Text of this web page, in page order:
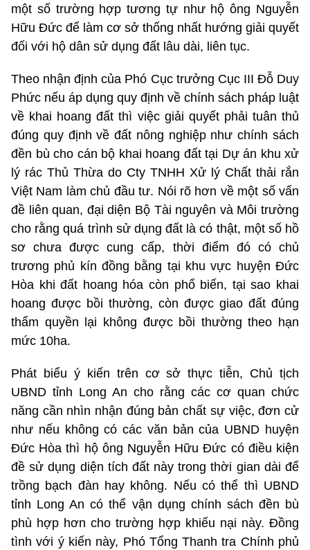
một số trường hợp tương tự như hộ ông Nguyễn
Hữu Đức để làm cơ sở thống nhất hướng giải quyết
đối với hộ dân sử dụng đất lâu dài, liên tục.
Theo nhận định của Phó Cục trưởng Cục III Đỗ Duy
Phức nếu áp dụng quy định về chính sách pháp luật
về khai hoang đất thì việc giải quyết phải tuân thủ
đúng quy định về đất nông nghiệp như chính sách
đền bù cho cán bộ khai hoang đất tại Dự án khu xử
lý rác Thủ Thừa do Cty TNHH Xử lý Chất thải rắn
Việt Nam làm chủ đầu tư. Nói rõ hơn về một số vấn
đề liên quan, đại diện Bộ Tài nguyên và Môi trường
cho rằng quá trình sử dụng đất là có thật, một số hồ
sơ chưa được cung cấp, thời điểm đó có chủ
trương phủ kín đồng bằng tại khu vực huyện Đức
Hòa khi đất hoang hóa còn phổ biến, tại sao khai
hoang được bồi thường, còn được giao đất đúng
thẩm quyền lại không được bồi thường theo hạn
mức 10ha.
Phát biểu ý kiến trên cơ sở thực tiễn, Chủ tịch
UBND tỉnh Long An cho rằng các cơ quan chức
năng cần nhìn nhận đúng bản chất sự việc, đơn cử
như nếu không có các văn bản của UBND huyện
Đức Hòa thì hộ ông Nguyễn Hữu Đức có điều kiện
đề sử dụng diện tích đất này trong thời gian dài để
trồng bạch đàn hay không. Nếu có thể thì UBND
tỉnh Long An có thể vận dụng chính sách đền bù
phù hợp hơn cho trường hợp khiếu nại này. Đồng
tình với ý kiến này, Phó Tổng Thanh tra Chính phủ